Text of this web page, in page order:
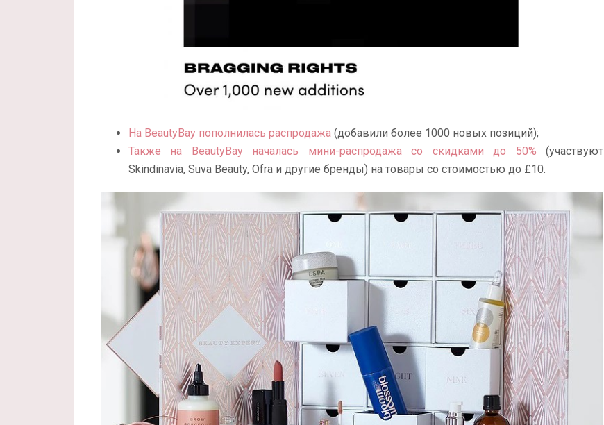
На BeautyBay пополнилась распродажа (добавили более 1000 новых позиций);
Также на BeautyBay началась мини-распродажа со скидками до 50% (участвуют
Skindinavia, Suva Beauty, Ofra и другие бренды) на товары со стоимостью до £10.